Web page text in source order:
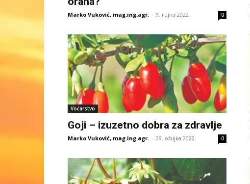
Marko Vuković, mag.ing.agr. - 9. rujna 2022. 0
Voćarstvo
Goji – izuzetno dobra za zdravlje
Marko Vuković, mag.ing.agr. - 29. ožujka 2022. 0